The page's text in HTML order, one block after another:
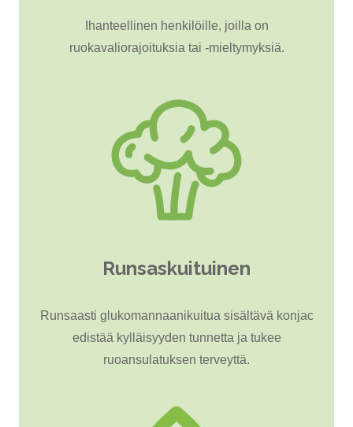
Ihanteellinen henkilöille, joilla on
ruokavaliorajoituksia tai -mieltymyksiä.
Runsaskuituinen
Runsaasti glukomannaanikuitua sisältävä konjac
edistää kylläisyyden tunnetta ja tukee
ruoansulatuksen terveyttä.